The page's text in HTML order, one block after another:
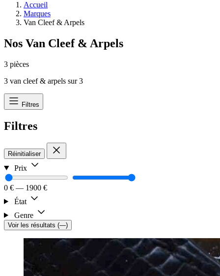
Accueil
Marques
Van Cleef & Arpels
Nos Van Cleef & Arpels
3 pièces
3 van cleef & arpels sur3
Filtres
Filtres
Réinitialiser
Prix
0 € — 1900 €
État
Genre
Voir les résultats (—)